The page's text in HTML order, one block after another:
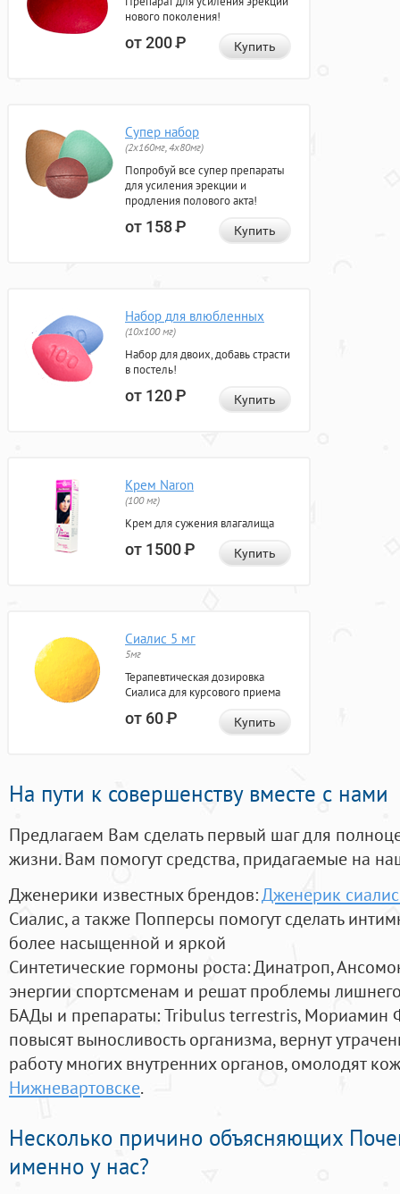
нового поколения!
от 200Р Купить
Супер набор
(2х160мг, 4х80мг)
Попробуй все супер препараты
для усиления эрекции и
продления полового акта!
от 158Р Купить
Набор для влюбленных
(10х100 мг)
Набор для двоих, добавь страсти
в постель!
от 120Р Купить
Крем Naron
(100 мг)
Крем для сужения влагалища
от 1500Р Купить
Сиалис 5 мг
5мг
Терапевтическая дозировка
Сиалиса для курсового приема
от 60Р Купить
На пути к совершенству вместе с нами
Предлагаем Вам сделать первый шаг для
жизни. Вам помогут средства, придагаемые на
Дженерики известных брендов:Дженерик
Сиалис, а также Попперсы помогут сделать
более насыщенной и яркой
Синтетические гормоны роста: Динатроп,
энергии спортсменам и решат проблемы
БАДы и препараты:Tribulus terrestris, Мориамин
повысят выносливость организма, вернут
работу многих внутренних органов, омолодят
Нижневартовске.
Несколько причино объясняющих
именно у нас?